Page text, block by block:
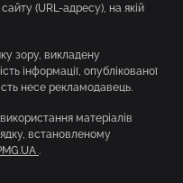
(URL-адресу), на якій
зору, викладену
інформації, опублікованої
несе рекламодавець.
матеріалів
встановленому
.